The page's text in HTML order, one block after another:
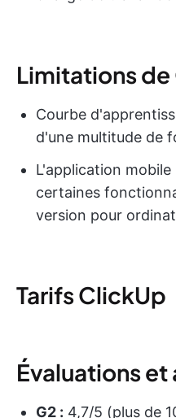
Limitations
Courbe
d'une multitude de
L'application
certaines
version pour
Tarifs ClickUp
Évaluations et
G2 : 4,7/5 (plus de